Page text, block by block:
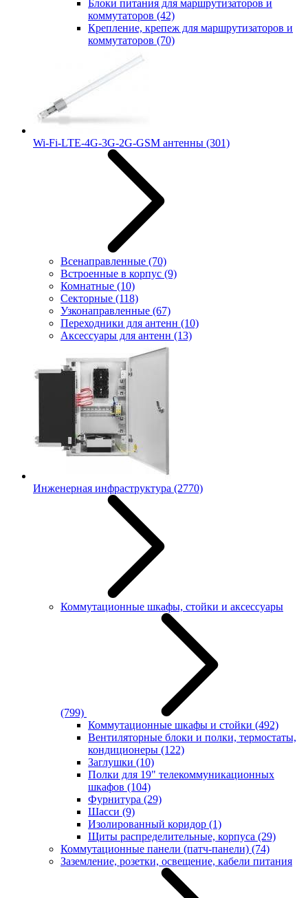
Блоки питания для маршрутизаторов и
коммутаторов (42)
Крепление, крепеж для маршрутизаторов и
коммутаторов (70)
Wi-Fi-LTE-4G-3G-2G-GSM антенны (301)
Всенаправленные (70)
Встроенные в корпус (9)
Комнатные (10)
Секторные (118)
Узконаправленные (67)
Переходники для антенн (10)
Аксессуары для антенн (13)
Инженерная инфраструктура (2770)
Коммутационные шкафы, стойки и аксессуары
(799)
Коммутационные шкафы и стойки (492)
Вентиляторные блоки и полки, термостаты,
кондиционеры (122)
Заглушки (10)
Полки для 19" телекоммуникационных
шкафов (104)
Фурнитура (29)
Шасси (9)
Изолированный коридор (1)
Щиты распределительные, корпуса (29)
Коммутационные панели (патч-панели) (74)
Заземление, розетки, освещение, кабели питания